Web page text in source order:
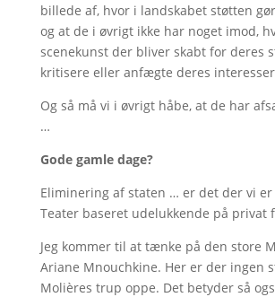
billede af, hvor i landskabet støtten
og at de i øvrigt ikke har noget imod,
scenekunst der bliver skabt for deres
kritisere eller anfægte deres
Og så må vi i øvrigt håbe, at de har
…
Gode gamle dage?
Eliminering af staten … er det der vi er
Teater baseret udelukkende på privat
Jeg kommer til at tænke på den store
Ariane Mnouchkine. Her er der ingen
Molières trup oppe. Det betyder så